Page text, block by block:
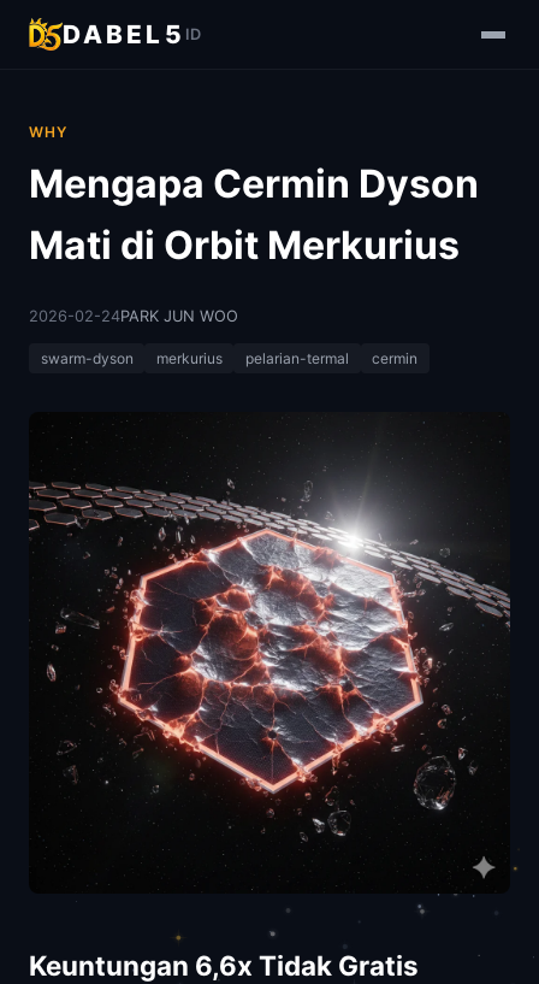
DABEL5 ID
WHY
Mengapa Cermin Dyson
Mati di Orbit Merkurius
2026-02-24PARK JUN WOO
swarm-dyson merkurius pelarian-termal cermin
Keuntungan 6,6x Tidak Gratis